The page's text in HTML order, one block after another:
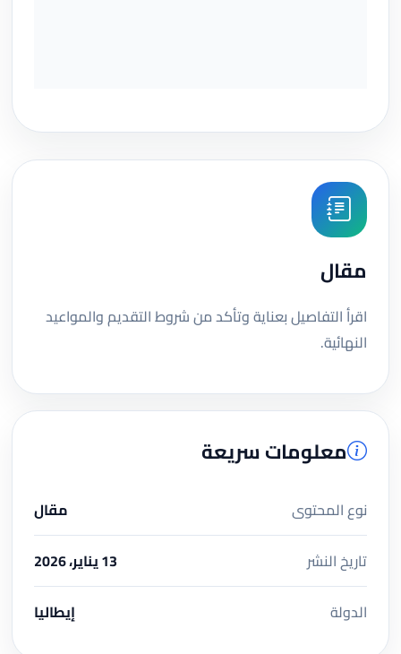
مقال
اقرأ التفاصيل بعناية وتأكد من شروط التقديم والمواعيد
النهائية.
معلومات سريعة
نوع المحتوى
مقال
تاريخ النشر
13 يناير، 2026
الدولة
إيطاليا